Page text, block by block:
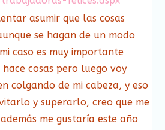
asumir que las cosas
se hagan de un modo
caso es muy importante
cosas pero luego voy
colgando de mi cabeza, y eso
y superarlo, creo que me
me gustaría este año